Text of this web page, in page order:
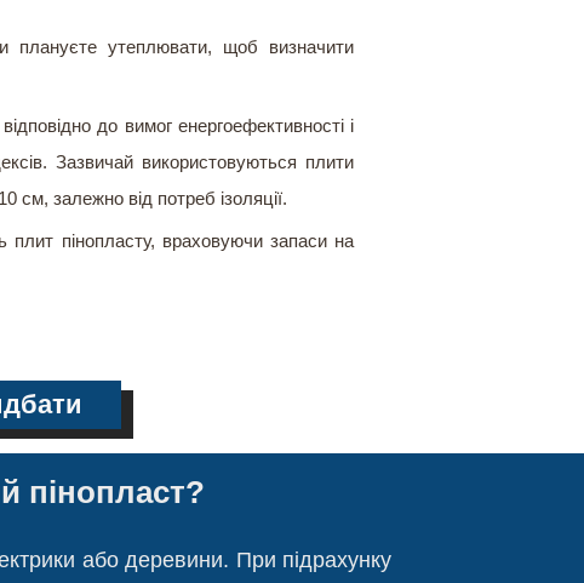
плануєте утеплювати, щоб визначити
до вимог енергоефективності і
Зазвичай використовуються плити
см, залежно від потреб ізоляції.
плит пінопласту, враховуючи запаси на
пінопласт?
або деревини. При підрахунку